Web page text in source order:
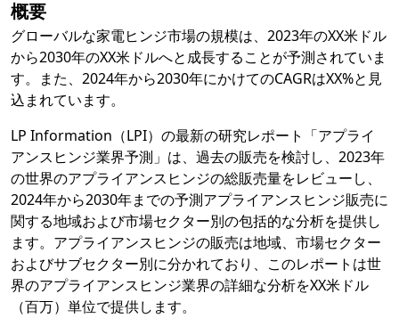
概要
グローバルな家電ヒンジ市場の規模は、2023年のXX米ドル
から2030年のXX米ドルへと成長することが予測されていま
す。また、2024年から2030年にかけてのCAGRはXX%と見
込まれています。
LP Information（LPI）の最新の研究レポート「アプライ
アンスヒンジ業界予測」は、過去の販売を検討し、2023年
の世界のアプライアンスヒンジの総販売量をレビューし、
2024年から2030年までの予測アプライアンスヒンジ販売に
関する地域および市場セクター別の包括的な分析を提供し
ます。アプライアンスヒンジの販売は地域、市場セクター
およびサブセクター別に分かれており、このレポートは世
界のアプライアンスヒンジ業界の詳細な分析をXX米ドル
（百万）単位で提供します。